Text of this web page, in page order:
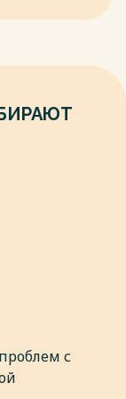
ТКО
заводы
оценки):
регулярно
с